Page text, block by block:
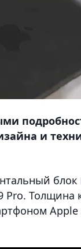
и
Толщина